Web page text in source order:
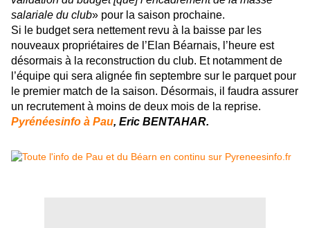
salariale du club» pour la saison prochaine.
Si le budget sera nettement revu à la baisse par les
nouveaux propriétaires de l’Elan Béarnais, l’heure est
désormais à la reconstruction du club. Et notamment de
l’équipe qui sera alignée fin septembre sur le parquet pour
le premier match de la saison. Désormais, il faudra assurer
un recrutement à moins de deux mois de la reprise.
Pyrénéesinfo à Pau, Eric BENTAHAR.